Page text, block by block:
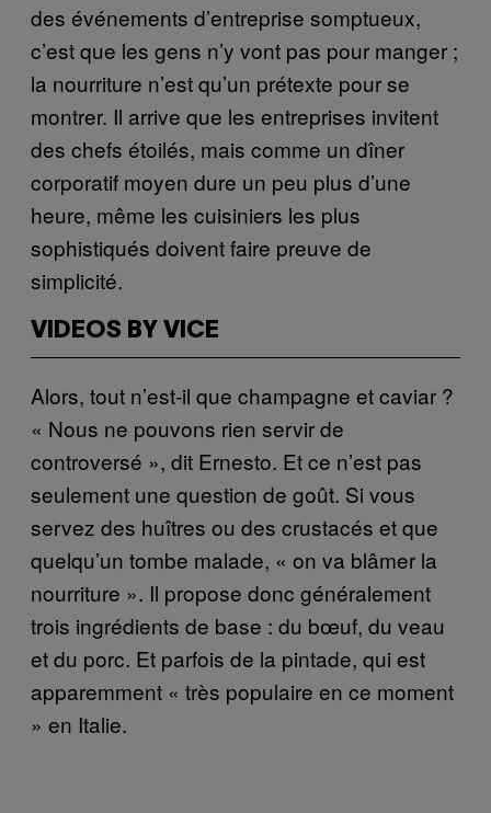
des événements d’entreprise somptueux,
c’est que les gens n’y vont pas pour manger ;
la nourriture n’est qu’un prétexte pour se
montrer. Il arrive que les entreprises invitent
des chefs étoilés, mais comme un dîner
corporatif moyen dure un peu plus d’une
heure, même les cuisiniers les plus
sophistiqués doivent faire preuve de
simplicité.
VIDEOS BY VICE
Alors, tout n’est-il que champagne et caviar ?
« Nous ne pouvons rien servir de
controversé », dit Ernesto. Et ce n’est pas
seulement une question de goût. Si vous
servez des huîtres ou des crustacés et que
quelqu’un tombe malade, « on va blâmer la
nourriture ». Il propose donc généralement
trois ingrédients de base : du bœuf, du veau
et du porc. Et parfois de la pintade, qui est
apparemment « très populaire en ce moment
» en Italie.